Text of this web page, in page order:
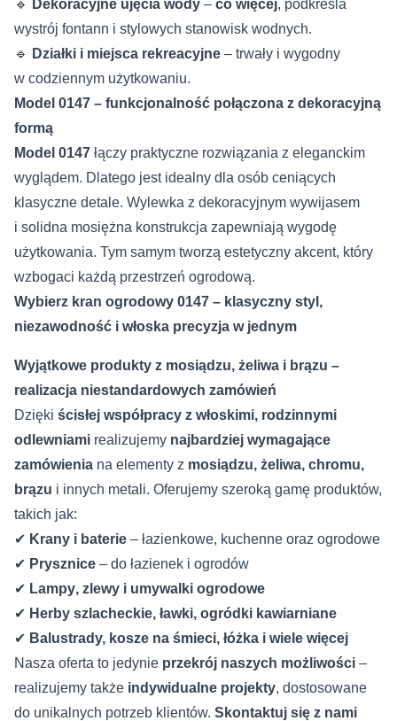
🔹 Dekoracyjne ujęcia wody – co więcej, podkreśla
wystrój fontann i stylowych stanowisk wodnych.
🔹
Działki i miejsca rekreacyjne – trwały i wygodny
w codziennym użytkowaniu.
Model 0147 – funkcjonalność połączona z dekoracyjną
formą
Model 0147 łączy praktyczne rozwiązania z eleganckim
wyglądem. Dlatego jest idealny dla osób ceniących
klasyczne detale. Wylewka z dekoracyjnym wywijasem
i solidna mosiężna konstrukcja zapewniają wygodę
użytkowania. Tym samym tworzą estetyczny akcent, który
wzbogaci każdą przestrzeń ogrodową.
Wybierz kran ogrodowy 0147 – klasyczny styl,
niezawodność i włoska precyzja w jednym
Wyjątkowe produkty z mosiądzu, żeliwa i brązu –
realizacja niestandardowych zamówień
Dzięki ścisłej współpracy z włoskimi, rodzinnymi
odlewniami realizujemy najbardziej wymagające
zamówienia na elementy z mosiądzu, żeliwa, chromu,
brązu i innych metali. Oferujemy szeroką gamę produktów,
takich jak:
✔ Krany i baterie – łazienkowe, kuchenne oraz ogrodowe
✔ Prysznice – do łazienek i ogrodów
✔ Lampy, zlewy i umywalki ogrodowe
✔ Herby szlacheckie, ławki, ogródki kawiarniane
✔ Balustrady, kosze na śmieci, łóżka i wiele więcej
Nasza oferta to jedynie przekrój naszych możliwości –
realizujemy także indywidualne projekty, dostosowane
do unikalnych potrzeb klientów. Skontaktuj się z nami